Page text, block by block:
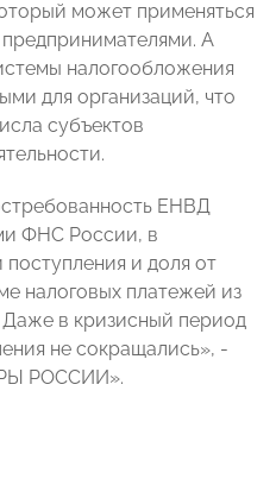
может применяться
А
налогообложения
для организаций, что
субъектов
ЕНВД
ФНС России, в
и доля от
налоговых платежей из
Даже в кризисный период
не сокращались», -
РОССИИ».